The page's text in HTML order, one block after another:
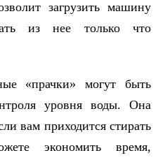
загрузить машину
из нее только что
«прачки» могут быть
уровня воды. Она
вам приходится стирать
экономить время,